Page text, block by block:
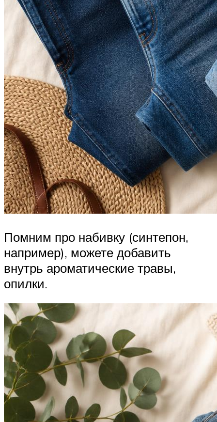
Помним про набивку (синтепон,
например), можете добавить
внутрь ароматические травы,
опилки.